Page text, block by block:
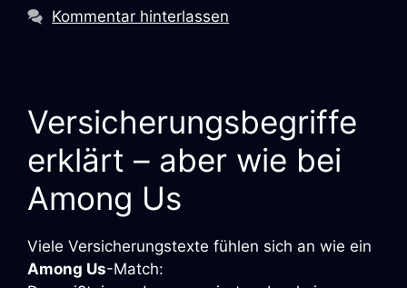
Kommentar hinterlassen
Versicherungsbegriffe
erklärt – aber wie bei
Among Us
Viele Versicherungstexte fühlen sich an wie ein
Among Us-Match: